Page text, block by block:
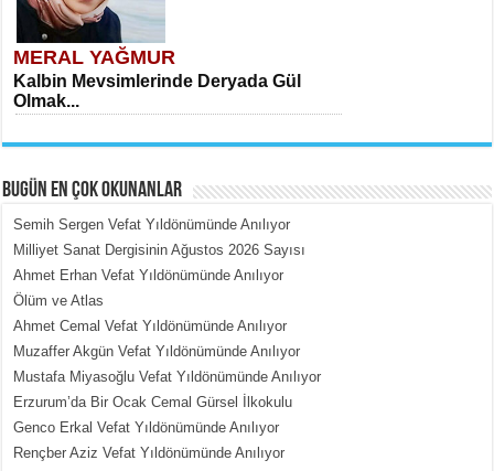
MERAL YAĞMUR
Kalbin Mevsimlerinde Deryada Gül
Olmak...
MEHMET ÇOBAN
İçerdeki Put Dışardaki Maskeler...
BUGÜN EN ÇOK OKUNANLAR
Semih Sergen Vefat Yıldönümünde Anılıyor
Milliyet Sanat Dergisinin Ağustos 2026 Sayısı
Ahmet Erhan Vefat Yıldönümünde Anılıyor
Ölüm ve Atlas
Ahmet Cemal Vefat Yıldönümünde Anılıyor
Muzaffer Akgün Vefat Yıldönümünde Anılıyor
Mustafa Miyasoğlu Vefat Yıldönümünde Anılıyor
Erzurum’da Bir Ocak Cemal Gürsel İlkokulu
Genco Erkal Vefat Yıldönümünde Anılıyor
Rençber Aziz Vefat Yıldönümünde Anılıyor